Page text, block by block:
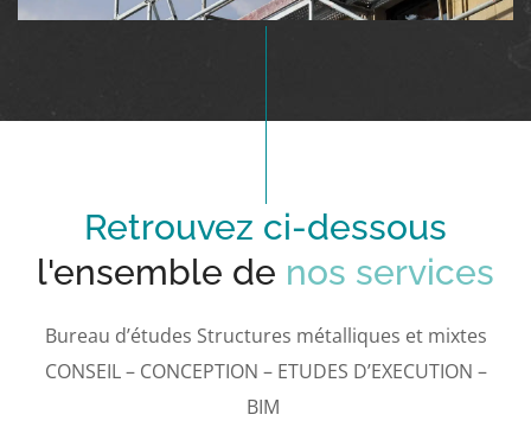
Retrouvez ci-dessous
l'ensemble de nos services
Bureau d’études Structures métalliques et mixtes
CONSEIL – CONCEPTION – ETUDES D’EXECUTION –
BIM